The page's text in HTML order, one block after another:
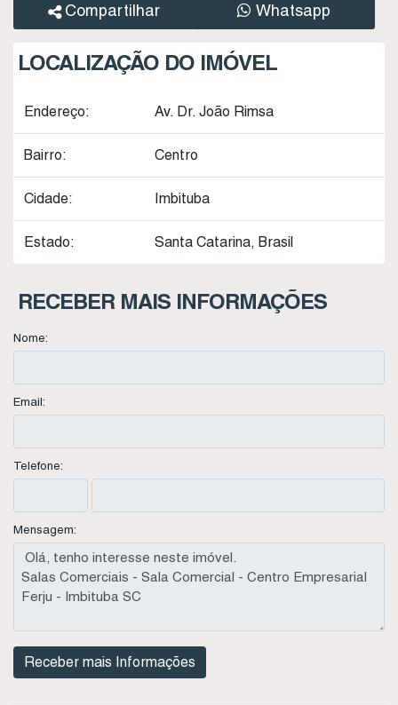
Compartilhar Whatsapp
LOCALIZAÇÃO DO IMÓVEL
Endereço: Av. Dr. João Rimsa
Bairro: Centro
Cidade: Imbituba
Estado: Santa Catarina, Brasil
RECEBER MAIS INFORMAÇÕES
Nome:
Email:
Telefone:
Mensagem: